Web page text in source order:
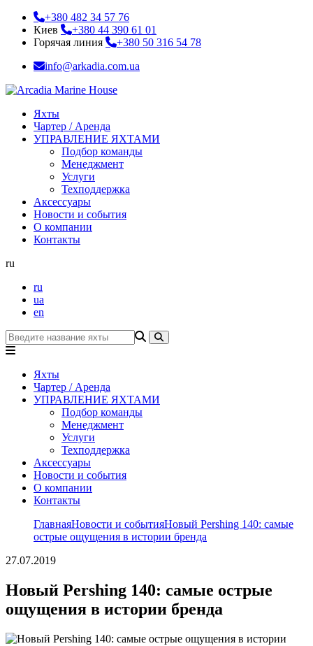
+380 482 34 57 76
Киев
+380 44 390 61 01
Горячая линия
+380 50 316 54 78
info@arkadia.com.ua
Яхты
Чартер / Аренда
УПРАВЛЕНИЕ ЯХТАМИ
Подбор команды
Менеджмент
Услуги
Техподдержка
Аксессуары
Новости и события
О компании
Контакты
ru
ru
ua
en
Яхты
Чартер / Аренда
УПРАВЛЕНИЕ ЯХТАМИ
Подбор команды
Менеджмент
Услуги
Техподдержка
Аксессуары
Новости и события
О компании
Контакты
ГлавнаяНовости и событияНовый Pershing 140: самые
острые ощущения в истории бренда
27.07.2019
Новый Pershing 140: самые острые
ощущения в истории бренда